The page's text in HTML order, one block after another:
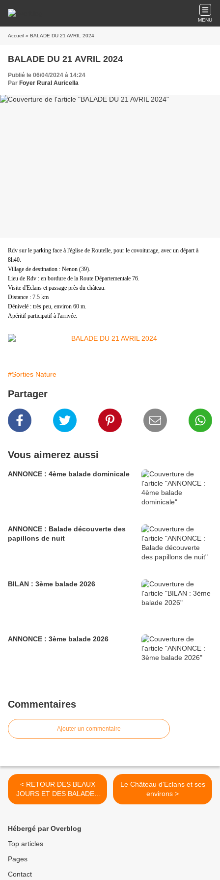
MENU
Accueil » BALADE DU 21 AVRIL 2024
BALADE DU 21 AVRIL 2024
Publié le 06/04/2024 à 14:24
Par Foyer Rural Auricella
Rdv sur le parking face à l'église de Routelle, pour le covoiturage, avec un départ à
8h40.
Village de destination : Nenon (39).
Lieu de Rdv : en bordure de la Route Départementale 76.
Visite d'Eclans et passage près du château.
Distance : 7.5 km
Dénivelé : très peu, environ 60 m.
Apéritif participatif à l'arrivée.
#Sorties Nature
Partager
Vous aimerez aussi
ANNONCE : 4ème balade dominicale
ANNONCE : Balade découverte des
papillons de nuit
BILAN : 3ème balade 2026
ANNONCE : 3ème balade 2026
Commentaires
Ajouter un commentaire
< RETOUR DES BEAUX
JOURS ET DES BALADES
AURICELLA
Le Château d'Eclans et ses
environs >
Hébergé par Overblog
Top articles
Pages
Contact